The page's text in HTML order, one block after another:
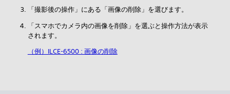
「撮影後の操作」にある「画像の削除」を選びます。
「スマホでカメラ内の画像を削除」を選ぶと操作方法が表示
されます。
（例）ILCE-6500 : 画像の削除